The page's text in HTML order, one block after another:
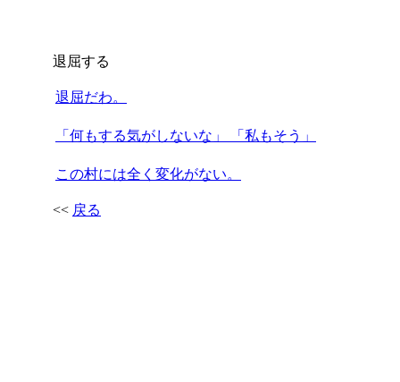
退屈する
退屈だわ。
「何もする気がしないな」 「私もそう」
この村には全く変化がない。
<< 戻る